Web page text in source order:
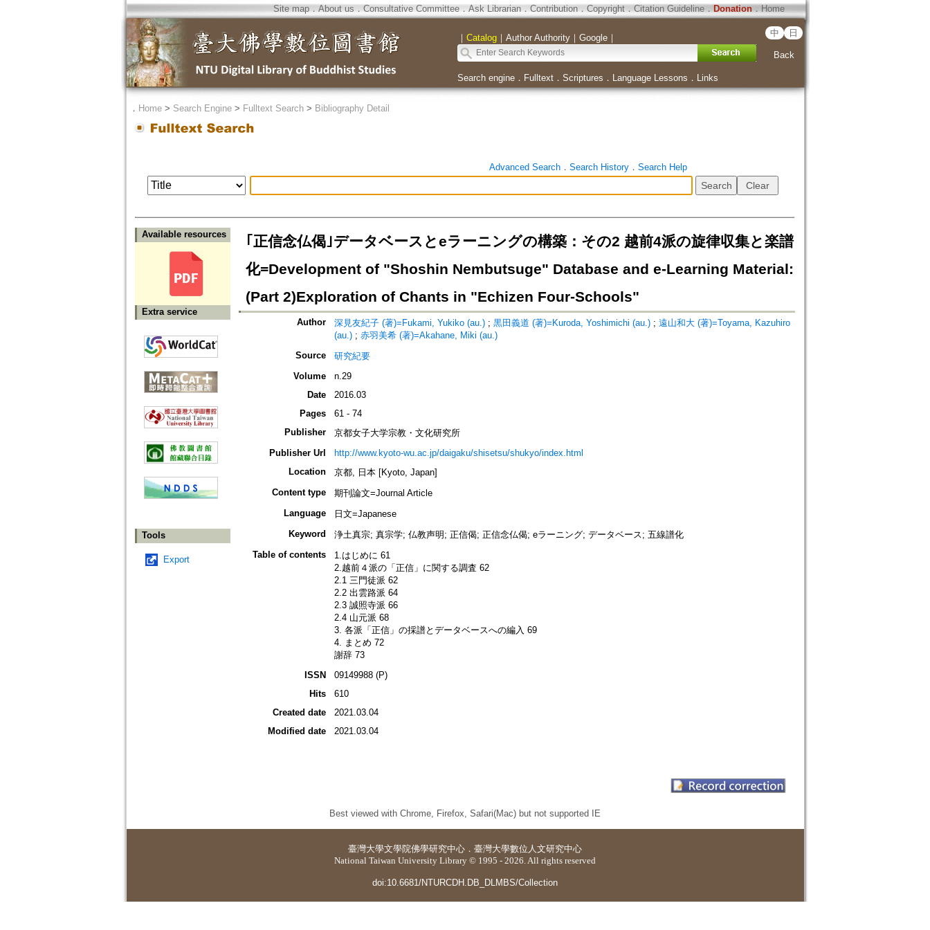
Site map．About us ． Consultative Committee． Ask Librarian． Contribution．Copyright．Citation Guideline． Donation．Home
｜ Catalog｜ Author Authority｜ Google｜ 中 日
Back
Search engine． Fulltext． Scriptures ． Language Lessons ． Links
． Home> Search Engine> Fulltext Search> Bibliography Detail
Advanced Search． Search History． Search Help
Available resources
Extra service
Tools
Export
｢正信念仏偈｣データベースとeラーニングの構築：その2 越前4派の旋律収集と楽譜
化=Development of "Shoshin Nembutsuge" Database and e-Learning Material:
(Part 2)Exploration of Chants in "Echizen Four-Schools"
Author 深見友紀子 (著)=Fukami, Yukiko (au.); 黒田義道 (著)=Kuroda, Yoshimichi (au.); 遠山和大 (著)=Toyama, Kazuhiro
(au.); 赤羽美希 (著)=Akahane, Miki (au.)
Source
研究紀要
Volume
n.29
Date
2016.03
Pages
61 - 74
Publisher
京都女子大学宗教・文化研究所
Publisher Url
http://www.kyoto-wu.ac.jp/daigaku/shisetsu/shukyo/index.html
Location
京都, 日本 [Kyoto, Japan]
Content type
期刊論文=Journal Article
Language
日文=Japanese
Keyword
浄土真宗; 真宗学; 仏教声明; 正信偈; 正信念仏偈; eラーニング; データベース; 五線譜化
Table of contents
1.はじめに 61
2.越前４派の「正信」に関する調査 62
2.1 三門徒派 62
2.2 出雲路派 64
2.3 誠照寺派 66
2.4 山元派 68
3. 各派「正信」の採譜とデータベースへの編入 69
4. まとめ 72
謝辞 73
ISSN
09149988 (P)
Hits
610
Created date
2021.03.04
Modified date
2021.03.04
Best viewed with Chrome, Firefox, Safari(Mac) but not supported IE
臺灣大學文學院佛學研究中心 ． 臺灣大學數位人文研究中心
National Taiwan University Library © 1995 - 2026. All rights reserved
doi:10.6681/NTURCDH.DB_DLMBS/Collection